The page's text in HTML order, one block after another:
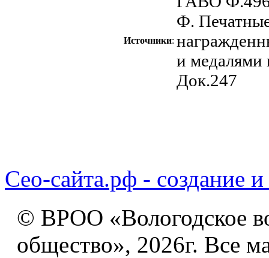
Источники:
Ф.
и
Док.247
Сео-сайта.рф - создание и
© ВРОО «Вологодское
общество», 2026г. Все